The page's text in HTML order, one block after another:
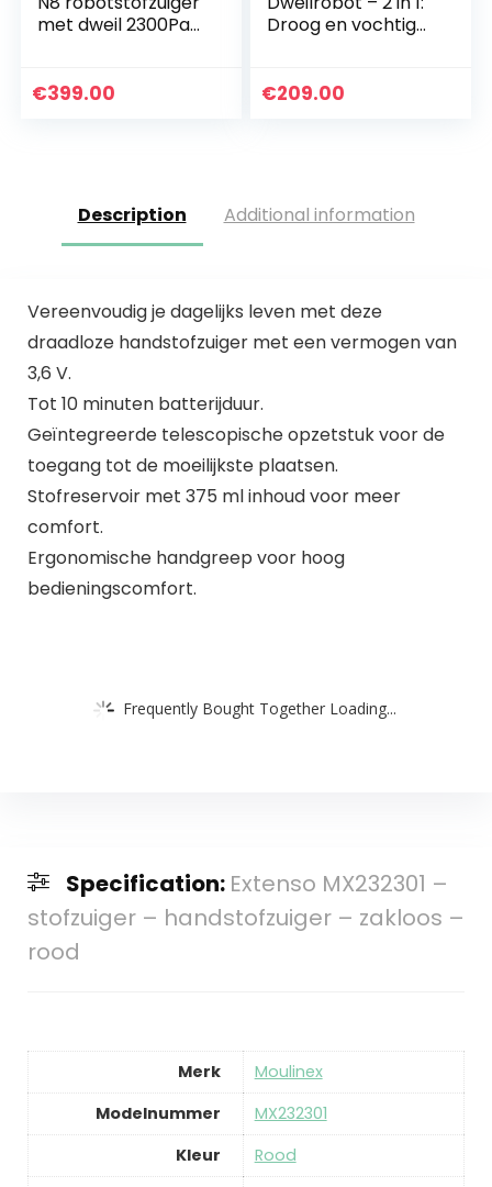
met dweil 2300Pa
tapijtdetectie,
€399.00
Droog en vochtig
kamers en grote
€209.00
Description Additional information
Vereenvoudig je dagelijks leven met deze
draadloze handstofzuiger met een vermogen van
3,6 V.
Tot 10 minuten batterijduur.
Geïntegreerde telescopische opzetstuk voor de
toegang tot de moeilijkste plaatsen.
Stofreservoir met 375 ml inhoud voor meer
comfort.
Ergonomische handgreep voor hoog
bedieningscomfort.
Frequently Bought Together Loading...
Specification: Extenso MX232301 –
stofzuiger – handstofzuiger – zakloos –
rood
Merk
‎Moulinex
Modelnummer
‎MX232301
Kleur
‎Rood